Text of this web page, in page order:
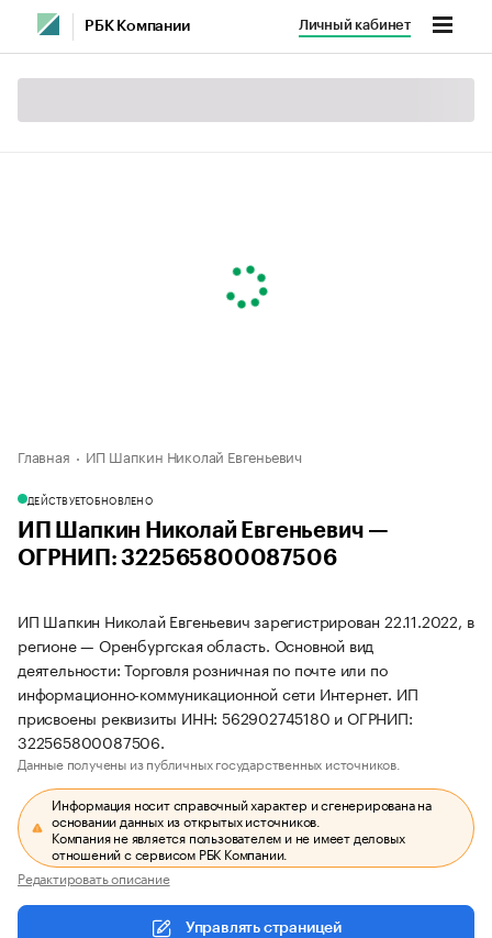
РБК Компании Личный кабинет
Главная ИП Шапкин Николай Евгеньевич
ДЕЙСТВУЕТОБНОВЛЕНО
ИП Шапкин Николай Евгеньевич —
ОГРНИП: 322565800087506
ИП Шапкин Николай Евгеньевич зарегистрирован 22.11.2022, в
регионе — Оренбургская область. Основной вид
деятельности: Торговля розничная по почте или по
информационно-коммуникационной сети Интернет. ИП
присвоены реквизиты ИНН: 562902745180 и ОГРНИП:
322565800087506.
Данные получены из публичных государственных источников.
Информация носит справочный характер и сгенерирована на
основании данных из открытых источников.
Компания не является пользователем и не имеет деловых
отношений с сервисом РБК Компании.
Редактировать описание
Управлять страницей